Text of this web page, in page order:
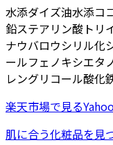
水添ダイズ油水添コ
鉛ステアリン酸 トリ
ナウバロウシリル化
ールフェノキシエタ
レングリコール酸化
楽天市場で見る
肌に合う化粧品を見